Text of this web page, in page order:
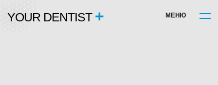
YOUR DENTIST + М ЕН Ю